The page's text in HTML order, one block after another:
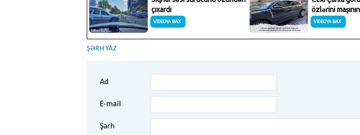
ŞƏRH YAZ
Ad
E-mail
Şərh